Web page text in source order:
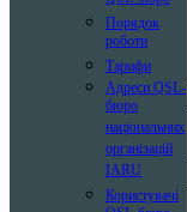
Порядок
роботи
Тарифи
Адреси QSL-
бюро
національних
організацій
IARU
Користувачі